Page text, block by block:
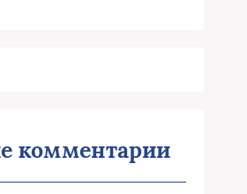
комментарии